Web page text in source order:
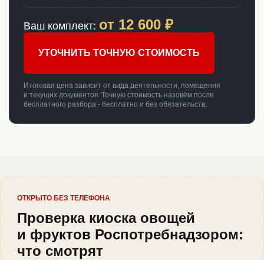
Ваш комплект: от 12 600 ₽
УТОЧНИТЬ ТОЧНУЮ СТОИМОСТЬ
Итоговая цена зависит от вида деятельности, помещения
и текущих документов. Точную стоимость назовём после
бесплатного разбора - бесплатно и без обязательств.
ОТКРЫТО БЕЗ ТЕЛЕФОНА
Проверка киоска овощей
и фруктов Роспотребнадзором:
что смотрят